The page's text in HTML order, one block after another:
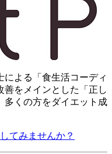
による「食生活コーディ
善をメインとした「正し
多くの方をダイエット成
てみませんか？